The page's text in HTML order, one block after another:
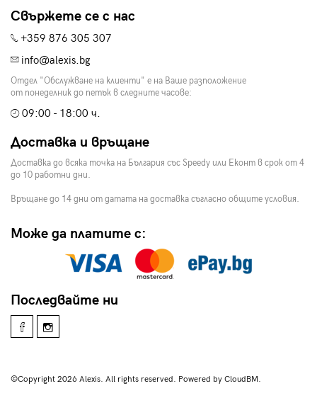
Свържете се с нас
+359 876 305 307
info@alexis.bg
Отдел "Обслужване на клиенти" е на Ваше разположение
от понеделник до петък в следните часове:
09:00 - 18:00 ч.
Доставка и връщане
Доставка до всяка точка на България със Speedy или Еконт в срок от 4
до 10 работни дни.
Връщане до 14 дни от датата на доставка съгласно общите условия.
Може да платите с:
Последвайте ни
©Copyright 2026 Alexis. All rights reserved. Powered by CloudBM.